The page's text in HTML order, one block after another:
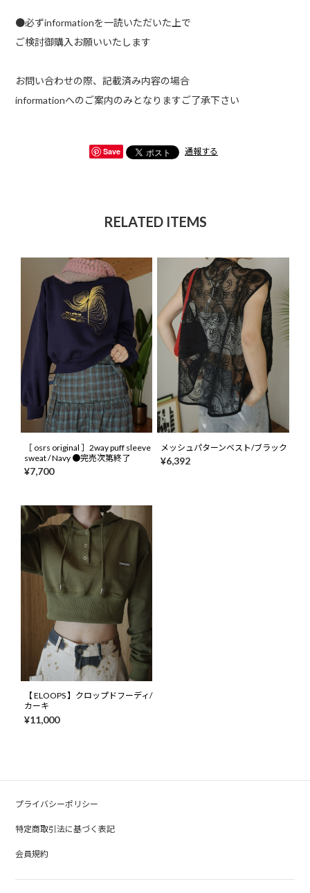
●必ずinformationを一読いただいた上で
ご検討御購入お願いいたします
お問い合わせの際、記載済み内容の場合
informationへのご案内のみとなりますご了承下さい
Save 通報する
RELATED ITEMS
［ osrs original ］2way puff sleeve
sweat / Navy ●完売次第終了
¥7,700
メッシュパターンベスト/ブラック
¥6,392
【 ELOOPS 】クロップドフーディ/
カーキ
¥11,000
プライバシーポリシー
特定商取引法に基づく表記
会員規約